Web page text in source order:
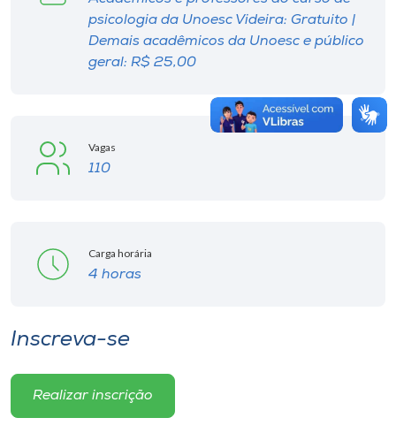
psicologia da Unoesc Videira: Gratuito |
Demais acadêmicos da Unoesc e público
geral: R$ 25,00
Vagas
110
Carga horária
4 horas
Inscreva-se
Realizar inscrição